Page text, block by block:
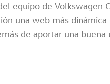
equipo de Volkswagen
una web más
de aportar una